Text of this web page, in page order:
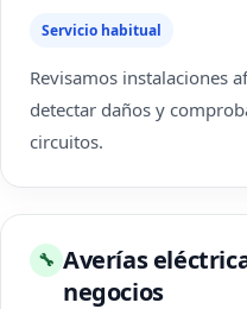
Servicio habitual
Revisamos instalaciones
detectar daños y
circuitos.
🔧 Averías
negocios